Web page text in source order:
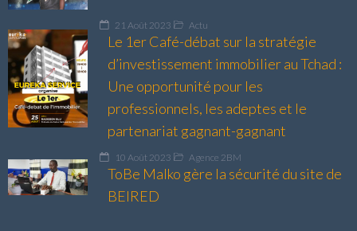
21 Août 2023 Actu
Le 1er Café-débat sur la stratégie
d’investissement immobilier au Tchad :
Une opportunité pour les
professionnels, les adeptes et le
partenariat gagnant-gagnant
10 Août 2023 Agence 2BM
ToBe Malko gère la sécurité du site de
BEIRED